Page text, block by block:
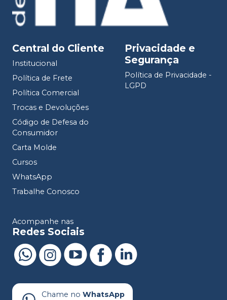
Central do Cliente
Institucional
Política de Frete
Política Comercial
Trocas e Devoluções
Código de Defesa do
Consumidor
Carta Molde
Cursos
WhatsApp
Trabalhe Conosco
Privacidade e
Segurança
Política de Privacidade -
LGPD
Acompanhe nas
Redes Sociais
Chame no WhatsApp